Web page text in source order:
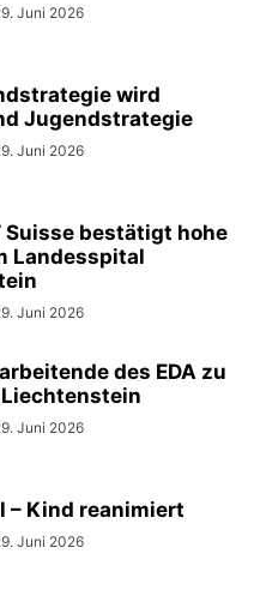
Juni 2026
wird
Jugendstrategie
Juni 2026
Suisse bestätigt hohe
Landesspital
Juni 2026
des EDA zu
Juni 2026
– Kind reanimiert
Juni 2026